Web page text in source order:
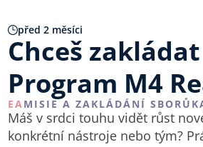
před 2 měsíci
Chceš
Program M4
EAMISIE A ZAKLÁDÁNÍ SBORŮ
Máš v srdci touhu vidět růst
konkrétní nástroje nebo tým?